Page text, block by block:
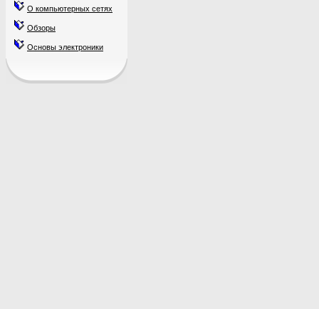
О компьютерных сетях
Обзоры
Основы электроники